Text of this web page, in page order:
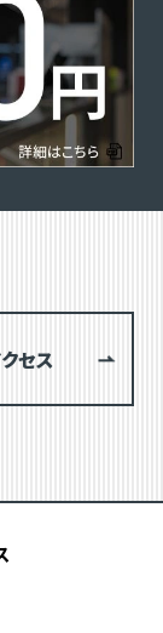
セス